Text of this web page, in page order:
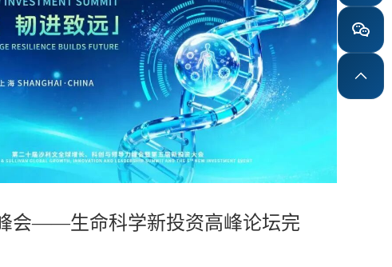
会——生命科学新投资高峰论坛完